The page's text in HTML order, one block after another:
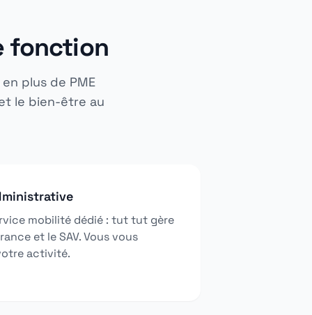
fonction
plus de PME
le bien-être au
mobilité dédié : tut tut gère
et le SAV. Vous vous
activité.